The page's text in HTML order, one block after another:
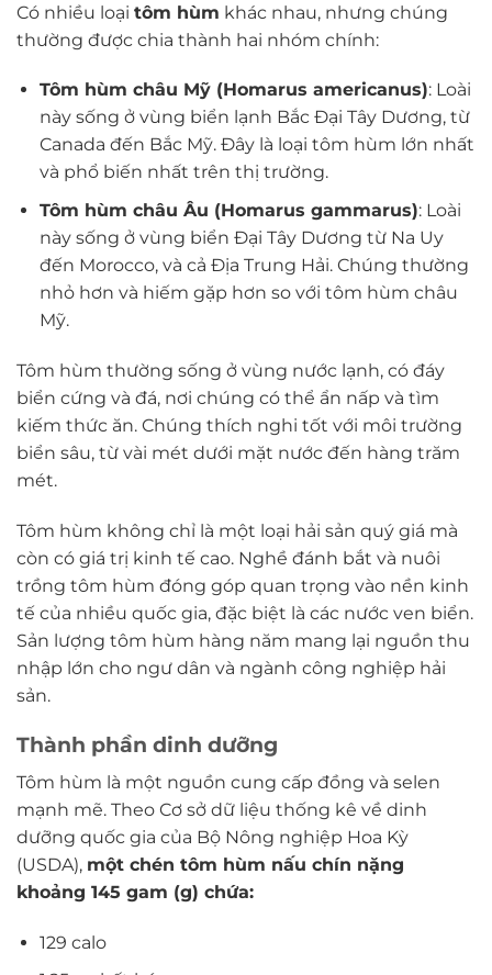
Có nhiều loại tôm hùm khác nhau, nhưng chúng
thường được chia thành hai nhóm chính:
Tôm hùm châu Mỹ (Homarus americanus): Loài
này sống ở vùng biển lạnh Bắc Đại Tây Dương, từ
Canada đến Bắc Mỹ. Đây là loại tôm hùm lớn nhất
và phổ biến nhất trên thị trường.
Tôm hùm châu Âu (Homarus gammarus): Loài
này sống ở vùng biển Đại Tây Dương từ Na Uy
đến Morocco, và cả Địa Trung Hải. Chúng thường
nhỏ hơn và hiếm gặp hơn so với tôm hùm châu
Mỹ.
Tôm hùm thường sống ở vùng nước lạnh, có đáy
biển cứng và đá, nơi chúng có thể ẩn nấp và tìm
kiếm thức ăn. Chúng thích nghi tốt với môi trường
biển sâu, từ vài mét dưới mặt nước đến hàng trăm
mét.
Tôm hùm không chỉ là một loại hải sản quý giá mà
còn có giá trị kinh tế cao. Nghề đánh bắt và nuôi
trồng tôm hùm đóng góp quan trọng vào nền kinh
tế của nhiều quốc gia, đặc biệt là các nước ven biển.
Sản lượng tôm hùm hàng năm mang lại nguồn thu
nhập lớn cho ngư dân và ngành công nghiệp hải
sản.
Thành phần dinh dưỡng
Tôm hùm là một nguồn cung cấp đồng và selen
mạnh mẽ. Theo Cơ sở dữ liệu thống kê về dinh
dưỡng quốc gia của Bộ Nông nghiệp Hoa Kỳ
(USDA), một chén tôm hùm nấu chín nặng
khoảng 145 gam (g) chứa:
129 calo